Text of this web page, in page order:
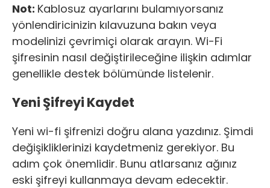
Not: Kablosuz ayarlarını bulamıyorsanız
yönlendiricinizin kılavuzuna bakın veya
modelinizi çevrimiçi olarak arayın. Wi-Fi
şifresinin nasıl değiştirileceğine ilişkin adımlar
genellikle destek bölümünde listelenir.
Yeni Şifreyi Kaydet
Yeni wi-fi şifrenizi doğru alana yazdınız. Şimdi
değişikliklerinizi kaydetmeniz gerekiyor. Bu
adım çok önemlidir. Bunu atlarsanız ağınız
eski şifreyi kullanmaya devam edecektir.